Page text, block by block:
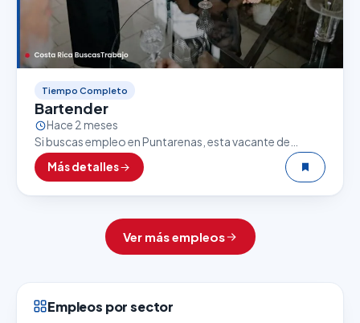
Tiempo Completo
Bartender
Hace 2 meses
Si buscas empleo en Puntarenas, esta vacante de
Bartender puede ser una excelente oportunidad. El
sector gastronómico es uno de los que más empleo…
Más detalles
Ver más empleos
Empleos por sector